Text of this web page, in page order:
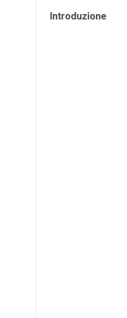
Introduzione